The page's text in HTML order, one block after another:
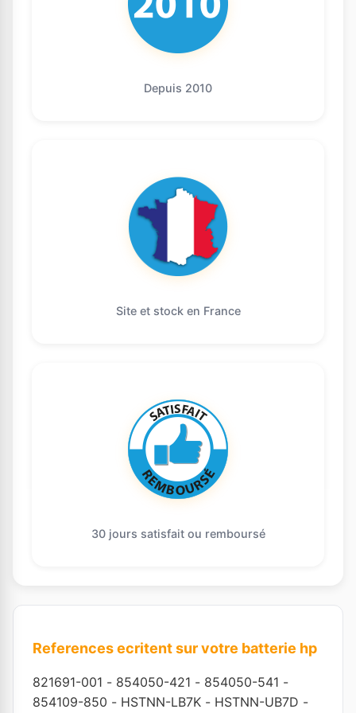
Depuis 2010
Site et stock en France
30 jours satisfait ou remboursé
References ecritent sur votre batterie hp
821691-001 - 854050-421 - 854050-541 -
854109-850 - HSTNN-LB7K - HSTNN-UB7D -